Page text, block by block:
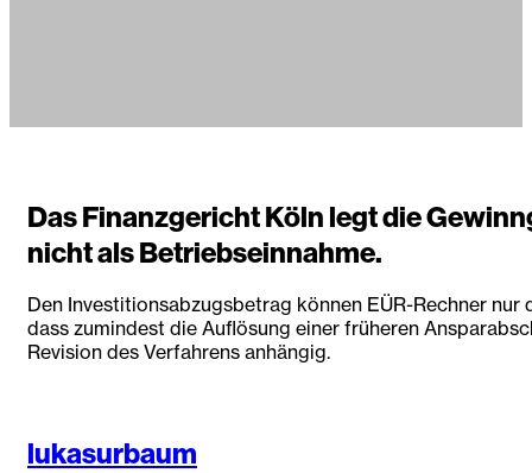
Das Finanzgericht Köln legt die
nicht als Betriebseinnahme.
Den Investitionsabzugsbetrag können EÜR-Rechner
dass zumindest die Auflösung einer früheren
Revision des Verfahrens anhängig.
lukasurbaum